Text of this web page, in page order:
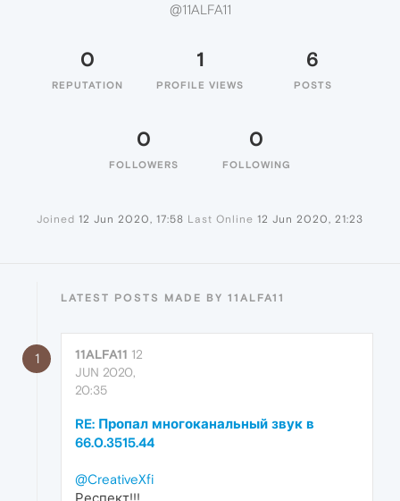
@11ALFA11
0
REPUTATION
1
PROFILE VIEWS
6
POSTS
0
FOLLOWERS
0
FOLLOWING
Joined 12 Jun 2020, 17:58 Last Online 12 Jun 2020, 21:23
LATEST POSTS MADE BY 11ALFA11
1 11ALFA11 12
JUN 2020,
20:35
RE: Пропал многоканальный звук в
66.0.3515.44
@CreativeXfi
Респект!!!